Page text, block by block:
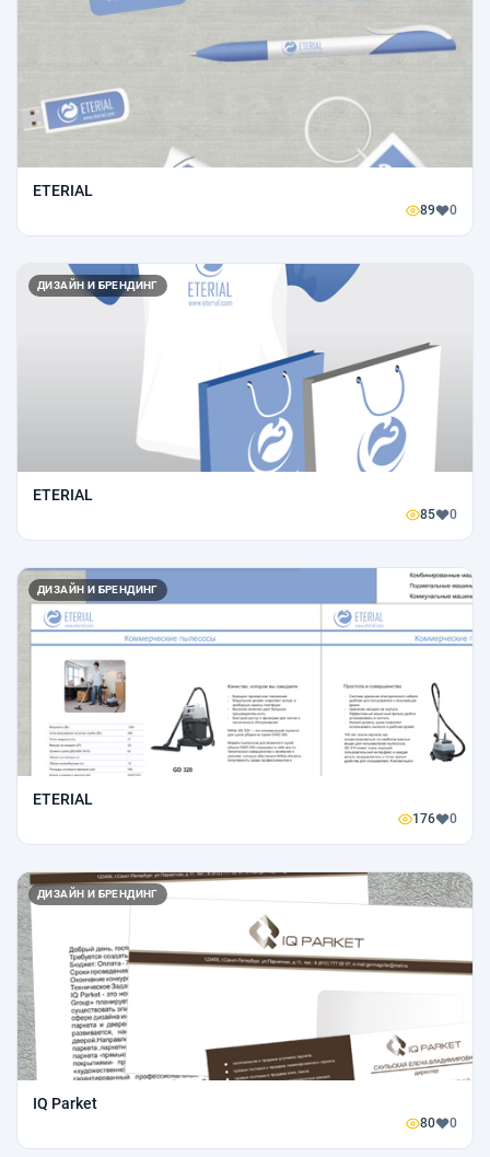
ETERIAL
89 0
ДИЗАЙН И БРЕНДИНГ
ETERIAL
85 0
ДИЗАЙН И БРЕНДИНГ
ETERIAL
176 0
ДИЗАЙН И БРЕНДИНГ
IQ Parket
80 0